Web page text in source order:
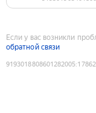
Если у вас возникли
обратной связи
9193018808601282005: